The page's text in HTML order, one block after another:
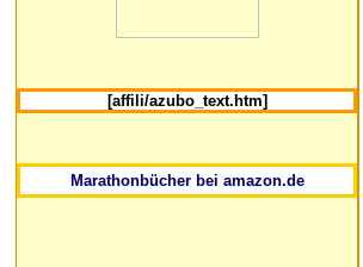
[affili/azubo_text.htm]
Marathonbücher bei amazon.de